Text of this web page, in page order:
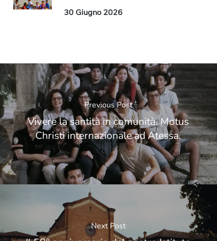
30 Giugno 2026
Previous Post
Vivere la santità in comunità. Motus
Christi internazionale ad Atessa.
Next Post